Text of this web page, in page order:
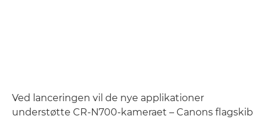
Ved lanceringen vil de nye applikationer
understøtte CR-N700-kameraet – Canons flagskib